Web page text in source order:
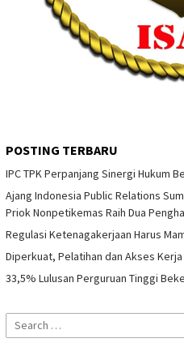
POSTING TERBARU
IPC TPK Perpanjang Sinergi Hukum
Ajang Indonesia Public Relations
Priok Nonpetikemas Raih Dua
Regulasi Ketenagakerjaan Harus
Diperkuat, Pelatihan dan Akses
33,5% Lulusan Perguruan Tinggi
Search
for: